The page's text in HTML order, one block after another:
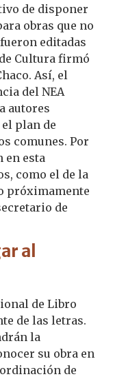
de disponer
obras que no
editadas
Cultura firmó
Así, el
del NEA
autores
plan de
comunes. Por
en esta
como el de la
próximamente
de
al
de Libro
de las letras.
la
su obra en
de